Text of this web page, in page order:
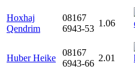
Hoxhaj
Qendrim
08167
6943-53
1.06
Huber Heike
08167
6943-66
2.01